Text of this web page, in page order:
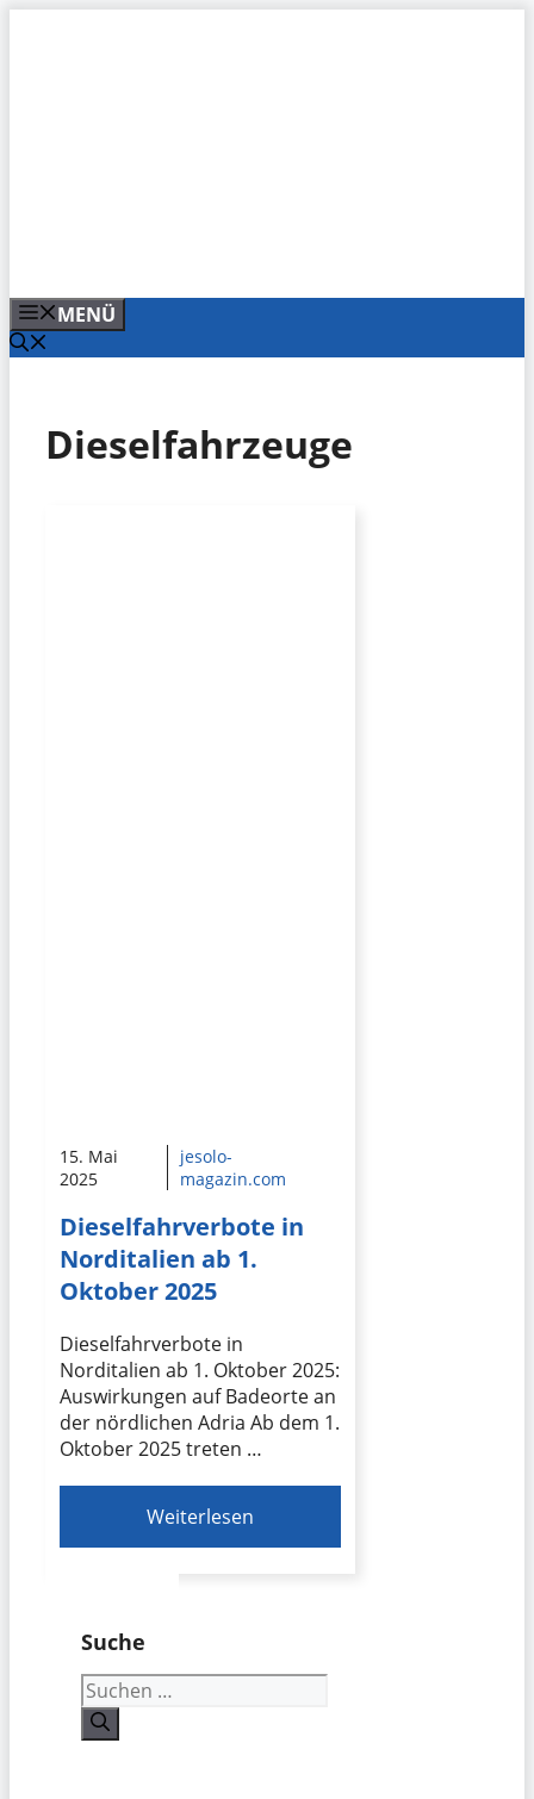
MENÜ
Dieselfahrzeuge
15. Mai
2025
jesolo-
magazin.com
Dieselfahrverbote in
Norditalien ab 1.
Oktober 2025
Dieselfahrverbote in
Norditalien ab 1. Oktober 2025:
Auswirkungen auf Badeorte an
der nördlichen Adria Ab dem 1.
Oktober 2025 treten …
Weiterlesen
Suche
Suchen
nach: